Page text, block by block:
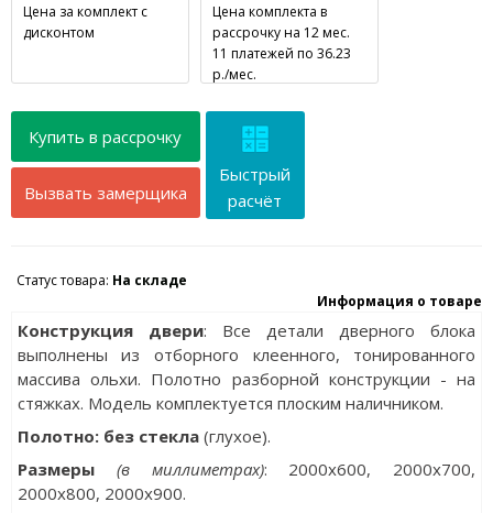
Цена за комплект с
дисконтом
Цена комплекта в
рассрочку на 12 мес.
11 платежей по 36.23
р./мес.
Купить в рассрочку
Вызвать замерщика
Быстрый
расчёт
Статус товара: На складе
Информация о товаре
Конструкция двери: Все детали дверного блока
выполнены из отборного клеенного, тонированного
массива ольхи. Полотно разборной конструкции - на
стяжках. Модель комплектуется плоским наличником.
Полотно: без стекла (глухое).
Размеры (в миллиметрах): 2000х600, 2000x700,
2000x800, 2000x900.